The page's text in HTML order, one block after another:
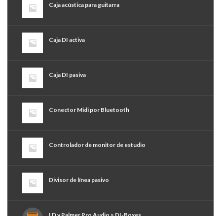
Caja acústica para guitarra
Caja DI activa
Caja DI pasiva
Conector Midi por Bluetooth
Controlador de monitor de estudio
Divisor de línea pasivo